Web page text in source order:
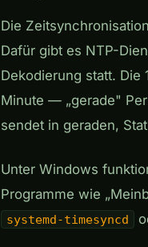
Die
Dafür gibt es NTP-
Dekodierung statt.
Minute — „gerade"
sendet in geraden,
Unter Windows
Programme wie
systemd-timesyncd